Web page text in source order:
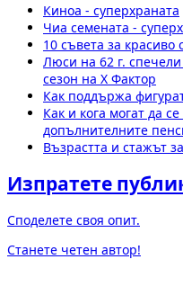
Киноа - суперхраната
Чиа семената -
10 съвета за
Люси на 62 г.
сезон на X Фактор
Как поддържа
Как и кога могат да
допълнителните
Възрастта и стажът
Изпратете
Споделете своя опит.
Станете четен автор!